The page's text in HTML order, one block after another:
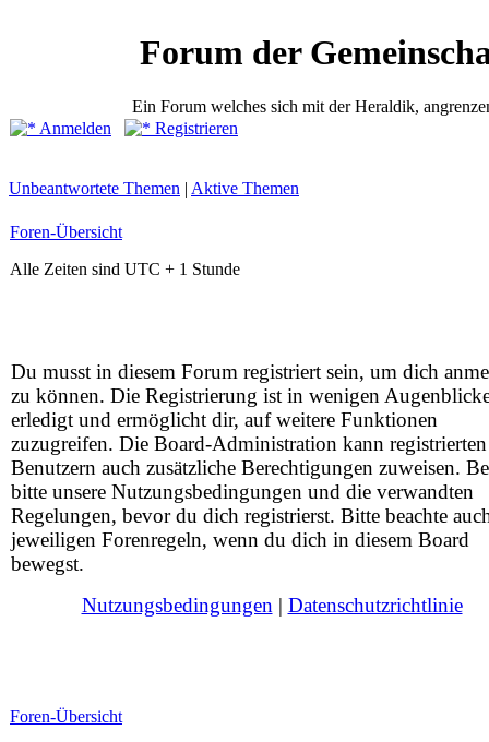
Forum der
Ein Forum welches sich mit der Heraldik,
Anmelden
Registrieren
Unbeantwortete Themen | Aktive Themen
Foren-Übersicht
Alle Zeiten sind UTC + 1 Stunde
Du musst in diesem Forum registriert sein, um dich
zu können. Die Registrierung ist in wenigen
erledigt und ermöglicht dir, auf weitere Funktionen
zuzugreifen. Die Board-Administration kann registrierten
Benutzern auch zusätzliche Berechtigungen zuweisen.
bitte unsere Nutzungsbedingungen und die verwandten
Regelungen, bevor du dich registrierst. Bitte beachte
jeweiligen Forenregeln, wenn du dich in diesem Board
bewegst.
Nutzungsbedingungen | Datenschutzrichtlinie
Foren-Übersicht